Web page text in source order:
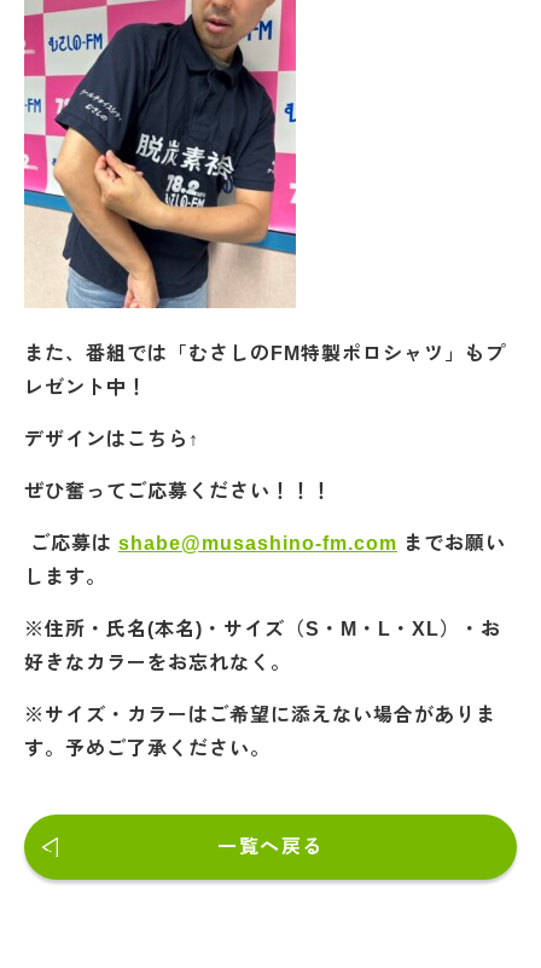
また、番組では「むさしのFM特製ポロシャツ」もプ
レゼント中！
デザインはこちら↑
ぜひ奮ってご応募ください！！！
ご応募は shabe@musashino-fm.com までお願い
します。
※住所・氏名(本名)・サイズ（S・M・L・XL）・お
好きなカラーをお忘れなく。
※サイズ・カラーはご希望に添えない場合がありま
す。予めご了承ください。
一覧へ戻る